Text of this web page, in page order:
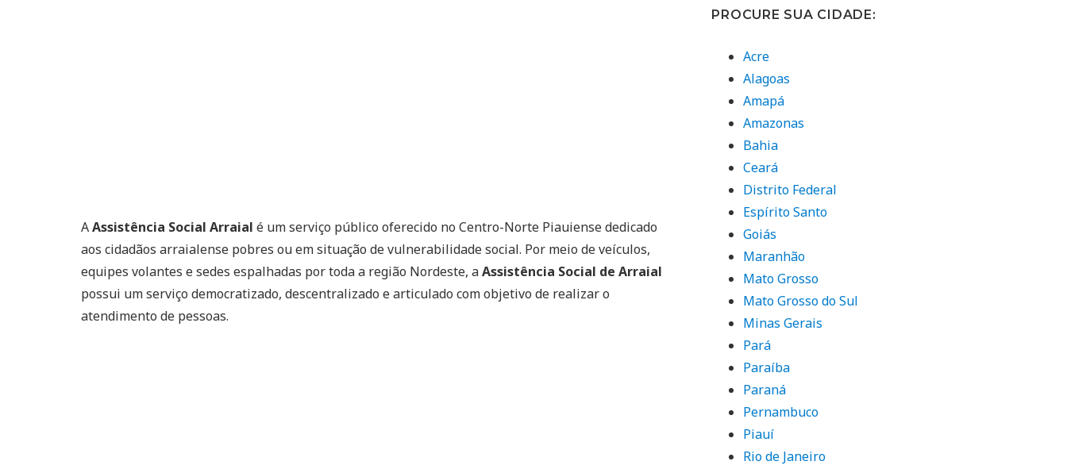
AAssistência Social Arraial é um serviço público oferecido no Centro-Norte Piauiense dedicado
aos cidadãos arraialense pobres ou em situação de vulnerabilidade social. Por meio de veículos,
equipes volantes e sedes espalhadas por toda a região Nordeste, aAssistência Social de Arraial
possui um serviço democratizado, descentralizado e articulado com objetivo de realizar o
atendimento de pessoas.
PROCURE SUA CIDADE:
Acre
Alagoas
Amapá
Amazonas
Bahia
Ceará
Distrito Federal
Espírito Santo
Goiás
Maranhão
Mato Grosso
Mato Grosso do Sul
Minas Gerais
Pará
Paraíba
Paraná
Pernambuco
Piauí
Rio de Janeiro